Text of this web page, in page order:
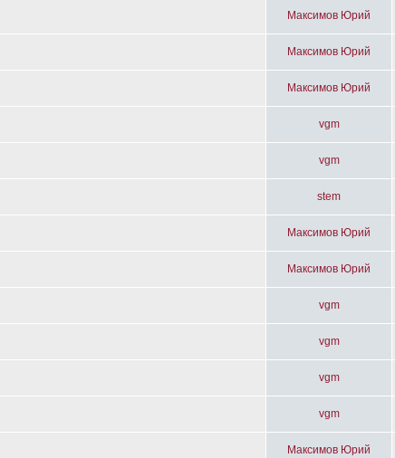
Максимов Юрий
Максимов Юрий
Максимов Юрий
vgm
vgm
stem
Максимов Юрий
Максимов Юрий
vgm
vgm
vgm
vgm
Максимов Юрий